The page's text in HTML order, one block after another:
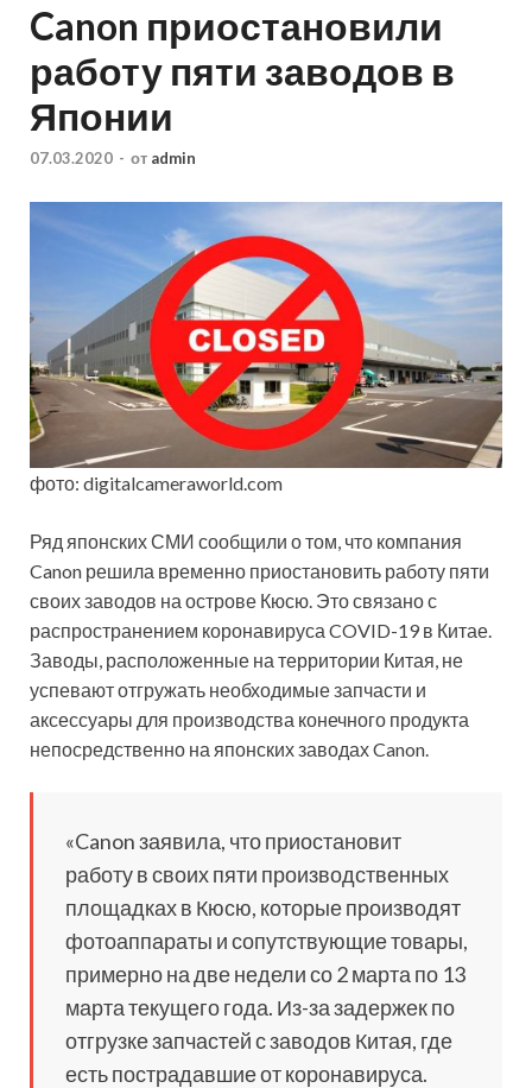
Canon приостановили
работу пяти заводов в
Японии
07.03.2020 - от admin
фото: digitalcameraworld.com
Ряд японских СМИ сообщили о том, что компания
Canon решила временно приостановить работу пяти
своих заводов на острове Кюсю. Это связано с
распространением коронавируса COVID-19 в Китае.
Заводы, расположенные на территории Китая, не
успевают отгружать необходимые запчасти и
аксессуары для производства конечного продукта
непосредственно на японских заводах Canon.
«Canon заявила, что приостановит
работу в своих пяти производственных
площадках в Кюсю, которые производят
фотоаппараты и сопутствующие товары,
примерно на две недели со 2 марта по 13
марта текущего года. Из-за задержек по
отгрузке запчастей с заводов Китая, где
есть пострадавшие от коронавируса.